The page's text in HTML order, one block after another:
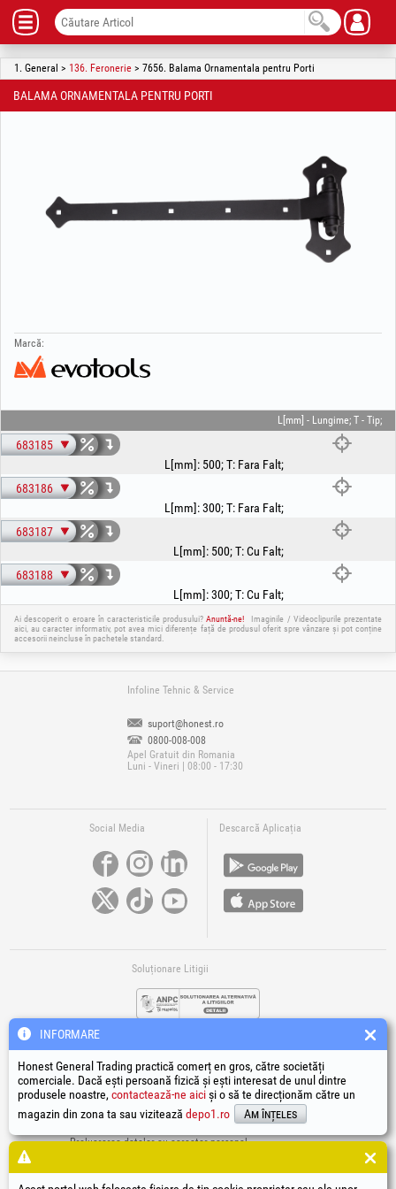
1. General > 136. Feronerie > 7656. Balama Ornamentala pentru Porti
BALAMA ORNAMENTALA PENTRU PORTI
Marcă:
L[mm] - Lungime; T - Tip;
683185
L[mm]: 500;T: Fara Falt;
683186
L[mm]:300;T: Fara Falt;
683187
L[mm]: 500;T:Cu Falt;
683188
L[mm]:300;T:Cu Falt;
Ai descoperit o eroare în caracteristicile produsului?Anuntă-ne!
Imaginile / Videoclipurile prezentate
aici, au caracter informativ, pot avea mici diferențe față de produsul oferit spre vânzare și pot conține
accesorii neincluse în pachetele standard.
Infoline Tehnic & Service
suport@honest.ro
0800-008-008
Apel Gratuit din Romania
Luni - Vineri | 08:00 - 17:30
Social Media Descarcă Aplicația
Soluționare Litigii
Legături Utile
Prelucrarea datelor cu caracter personal
Datele de identificare ale societății
INFORMARE
Honest General Trading practică comerț en gros, către societăți
comerciale. Dacă ești persoană fizică și ești interesat de unul dintre
produsele noastre, contactează-ne aiciși o să te direcționăm către un
magazin din zona ta sau vizitează depo1.ro Am înțeles